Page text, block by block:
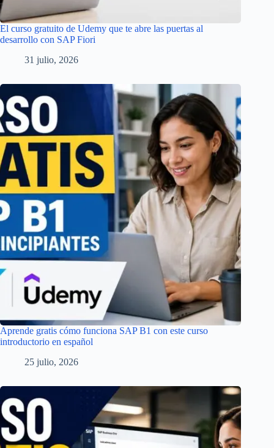
El curso gratuito de Udemy que te abre las puertas al
desarrollo con SAP Fiori
31 julio, 2026
Aprende gratis cómo funciona SAP B1 con este curso
introductorio en español
25 julio, 2026